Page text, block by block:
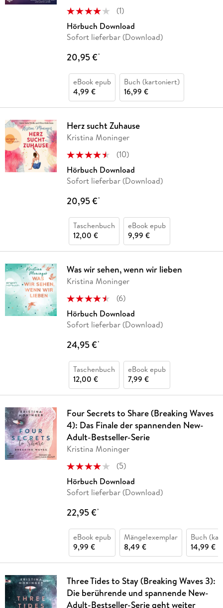
(1)
Hörbuch Download
Sofort lieferbar (Download)
20,95 €*
eBook epub
4,99 €
Buch (kartoniert)
16,99 €
Herz sucht Zuhause
Kristina Moninger
(10)
Hörbuch Download
Sofort lieferbar (Download)
20,95 €*
Taschenbuch
12,00 €
eBook epub
9,99 €
Was wir sehen, wenn wir lieben
Kristina Moninger
(6)
Hörbuch Download
Sofort lieferbar (Download)
24,95 €*
Taschenbuch
12,00 €
eBook epub
7,99 €
Four Secrets to Share (Breaking Waves
4): Das Finale der spannenden New-
Adult-Bestseller-Serie
Kristina Moninger
(5)
Hörbuch Download
Sofort lieferbar (Download)
22,95 €*
eBook epub
9,99 €
Mängelexemplar
8,49 €
Buch
14,99 €
Three Tides to Stay (Breaking Waves 3):
Die berührende und spannende New-
Adult-Bestseller-Serie geht weiter